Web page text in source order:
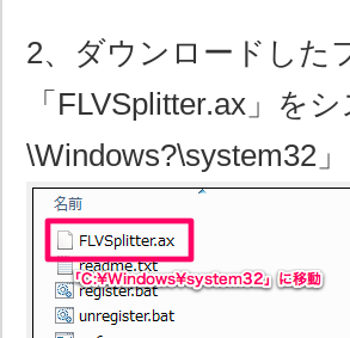
2、ダウンロードした
「FLVSplitter.ax」を
\Windows?\system32